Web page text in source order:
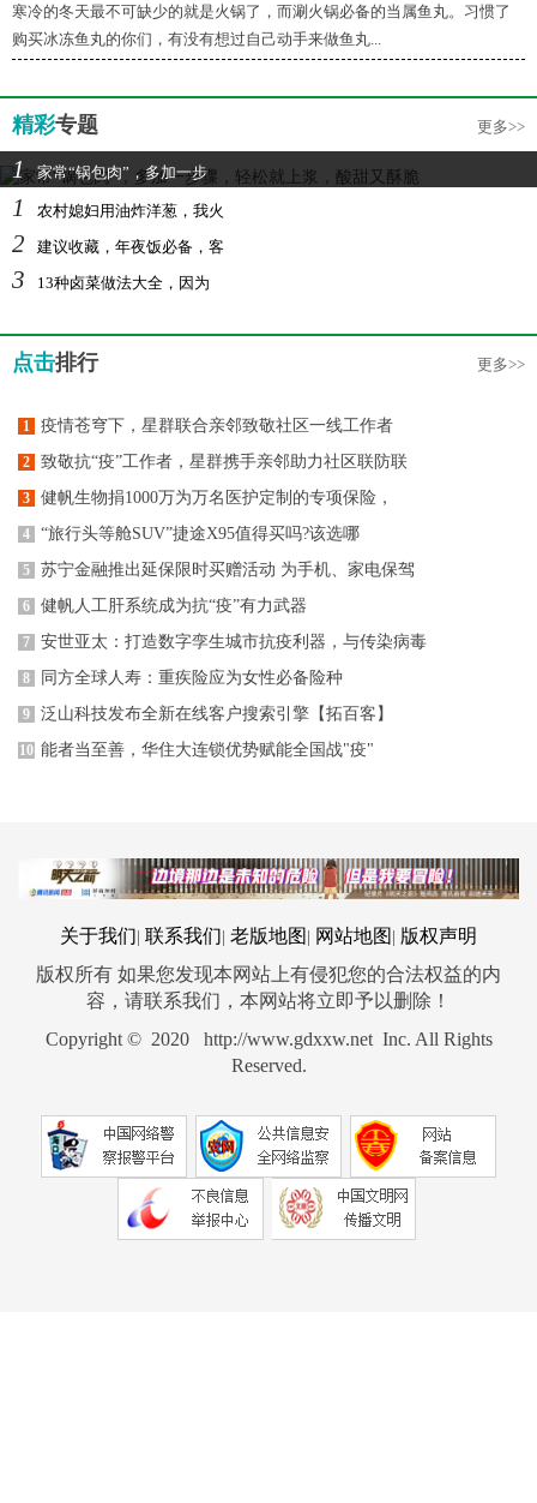
寒冷的冬天最不可缺少的就是火锅了，而涮火锅必备的当属鱼丸。习惯了
购买冰冻鱼丸的你们，有没有想过自己动手来做鱼丸...
精彩专题 更多>>
1 家常“锅包肉”，多加一步
1 农村媳妇用油炸洋葱，我火
2 建议收藏，年夜饭必备，客
3 13种卤菜做法大全，因为
点击排行 更多>>
1 疫情苍穹下，星群联合亲邻致敬社区一线工作者
2 致敬抗“疫”工作者，星群携手亲邻助力社区联防联
3 健帆生物捐1000万为万名医护定制的专项保险，
4 “旅行头等舱SUV”捷途X95值得买吗?该选哪
5 苏宁金融推出延保限时买赠活动 为手机、家电保驾
6 健帆人工肝系统成为抗“疫”有力武器
7 安世亚太：打造数字孪生城市抗疫利器，与传染病毒
8 同方全球人寿：重疾险应为女性必备险种
9 泛山科技发布全新在线客户搜索引擎【拓百客】
10 能者当至善，华住大连锁优势赋能全国战"疫"
关于我们 联系我们 老版地图 网站地图
版权声明
版权所有 如果您发现本网站上有侵犯您的合法权益的内
容，请联系我们，本网站将立即予以删除！
Copyright © 2020 http://www.gdxxw.net Inc. All Rights
Reserved.